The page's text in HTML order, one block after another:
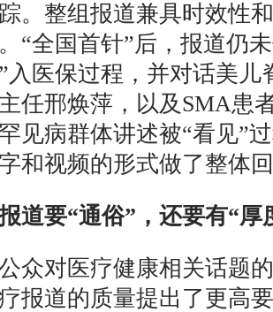
。整组报道兼具时效性
“全国首针”后，报道仍
入医保过程，并对话美儿
任邢焕萍，以及SMA患
见病群体讲述被“看见”
和视频的形式做了整体
要“通俗”，还要有“厚
对医疗健康相关话题的
报道的质量提出了更高